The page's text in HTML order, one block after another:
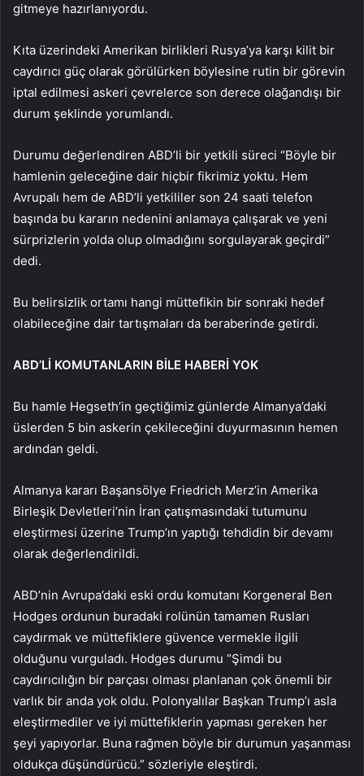
gitmeye hazırlanıyordu.
Kıta üzerindeki Amerikan birlikleri Rusya’ya karşı kilit bir
caydırıcı güç olarak görülürken böylesine rutin bir görevin
iptal edilmesi askeri çevrelerce son derece olağandışı bir
durum şeklinde yorumlandı.
Durumu değerlendiren ABD’li bir yetkili süreci “Böyle bir
hamlenin geleceğine dair hiçbir fikrimiz yoktu. Hem
Avrupalı hem de ABD’li yetkililer son 24 saati telefon
başında bu kararın nedenini anlamaya çalışarak ve yeni
sürprizlerin yolda olup olmadığını sorgulayarak geçirdi”
dedi.
Bu belirsizlik ortamı hangi müttefikin bir sonraki hedef
olabileceğine dair tartışmaları da beraberinde getirdi.
ABD’Lİ KOMUTANLARIN BİLE HABERİ YOK
Bu hamle Hegseth’in geçtiğimiz günlerde Almanya’daki
üslerden 5 bin askerin çekileceğini duyurmasının hemen
ardından geldi.
Almanya kararı Başansölye Friedrich Merz’in Amerika
Birleşik Devletleri’nin İran çatışmasındaki tutumunu
eleştirmesi üzerine Trump’ın yaptığı tehdidin bir devamı
olarak değerlendirildi.
ABD’nin Avrupa’daki eski ordu komutanı Korgeneral Ben
Hodges ordunun buradaki rolünün tamamen Rusları
caydırmak ve müttefiklere güvence vermekle ilgili
olduğunu vurguladı. Hodges durumu “Şimdi bu
caydırıcılığın bir parçası olması planlanan çok önemli bir
varlık bir anda yok oldu. Polonyalılar Başkan Trump’ı asla
eleştirmediler ve iyi müttefiklerin yapması gereken her
şeyi yapıyorlar. Buna rağmen böyle bir durumun yaşanması
oldukça düşündürücü.” sözleriyle eleştirdi.